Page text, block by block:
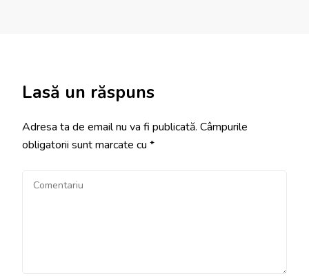
Lasă un răspuns
Adresa ta de email nu va fi publicată. Câmpurile
obligatorii sunt marcate cu *